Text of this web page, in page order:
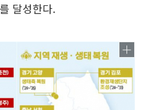
달성한다.